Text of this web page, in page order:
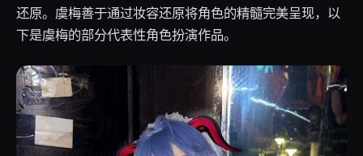
还原。虞梅善于通过妆容还原将角色的精髓完美呈现，以
下是虞梅的部分代表性角色扮演作品。